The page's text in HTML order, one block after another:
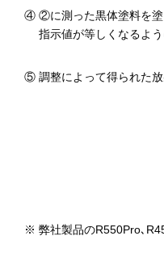
④ ②に測った黒体塗料を塗
指示値が等しくなるよう
⑤ 調整によって得られた
※ 弊社製品のR550Pro､